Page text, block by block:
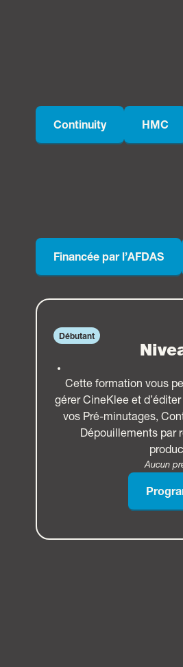
Continuity HMC
Financée par l’AFDAS
Débutant
Cette formation vous
gérer CineKlee et
vos Pré-minutages,
Dépouillements par
Aucun